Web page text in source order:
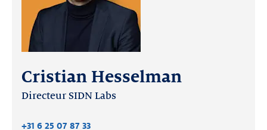
Cristian Hesselman
Directeur SIDN Labs
+31 6 25 07 87 33